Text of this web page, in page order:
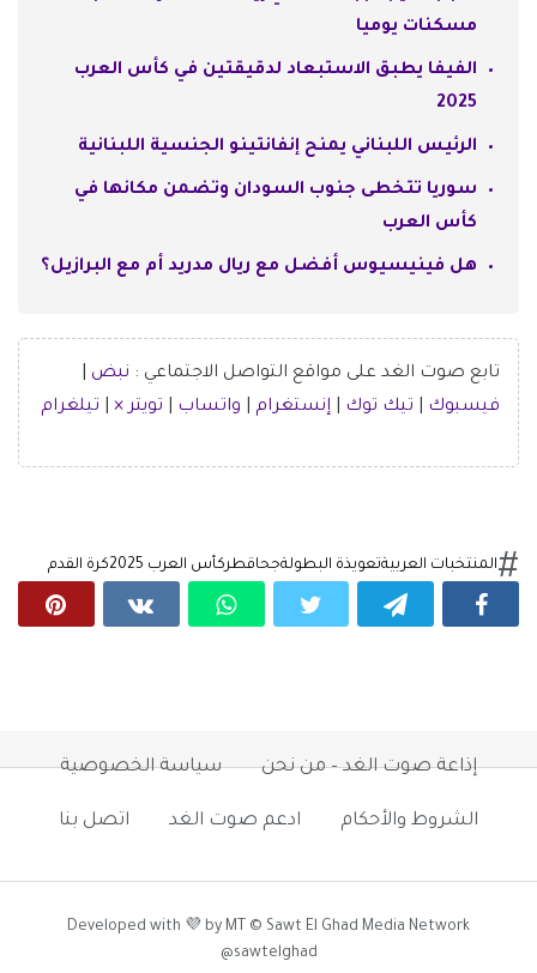
مسكنات يوميا
الفيفا يطبق الاستبعاد لدقيقتين في كأس العرب
2025
الرئيس اللبناني يمنح إنفانتينو الجنسية اللبنانية
سوريا تتخطى جنوب السودان وتضمن مكانها في
كأس العرب
هل فينيسيوس أفضل مع ريال مدريد أم مع البرازيل؟
تابع صوت الغد على مواقع التواصل الاجتماعي : نبض
فيسبوك
تيك توك إنستغرام واتساب تويتر × تيلغرام
المنتخبات العربيةتعويذة البطولةجحاقطركأس العرب 2025 كرة القدم
إذاعة صوت الغد – من نحن سياسة الخصوصية
الشروط والأحكام ادعم صوت الغد اتصل بنا
Developed with 💜 by MT © Sawt El Ghad Media Network
@sawtelghad